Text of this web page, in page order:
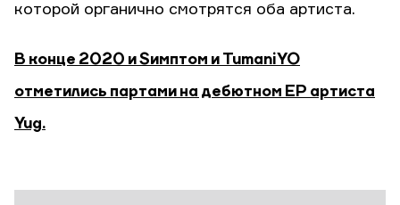
которой органично смотрятся оба артиста.
В конце 2020 и Sимптом и TumaniYO
отметились партами на дебютном EP артиста
Yug.